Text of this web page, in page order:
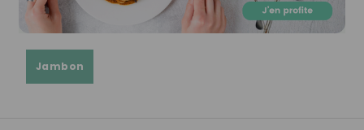
Jambon